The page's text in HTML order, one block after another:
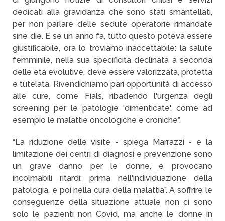
dedicati alla gravidanza che sono stati smantellati,
per non parlare delle sedute operatorie rimandate
sine die. E se un anno fa, tutto questo poteva essere
giustificabile, ora lo troviamo inaccettabile: la salute
femminile, nella sua specificità declinata a seconda
delle età evolutive, deve essere valorizzata, protetta
e tutelata. Rivendichiamo pari opportunità di accesso
alle cure, come Fials, ribadendo l'urgenza degli
screening per le patologie 'dimenticate', come ad
esempio le malattie oncologiche e croniche”.
“La riduzione delle visite - spiega Marrazzi - e la
limitazione dei centri di diagnosi e prevenzione sono
un grave danno per le donne, e provocano
incolmabili ritardi: prima nell'individuazione della
patologia, e poi nella cura della malattia”. A soffrire le
conseguenze della situazione attuale non ci sono
solo le pazienti non Covid, ma anche le donne in